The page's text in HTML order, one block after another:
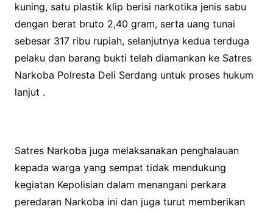
kuning, satu plastik klip berisi narkotika jenis sabu
dengan berat bruto 2,40 gram, serta uang tunai
sebesar 317 ribu rupiah, selanjutnya kedua terduga
pelaku dan barang bukti telah diamankan ke Satres
Narkoba Polresta Deli Serdang untuk proses hukum
lanjut .
Satres Narkoba juga melaksanakan penghalauan
kepada warga yang sempat tidak mendukung
kegiatan Kepolisian dalam menangani perkara
peredaran Narkoba ini dan juga turut memberikan